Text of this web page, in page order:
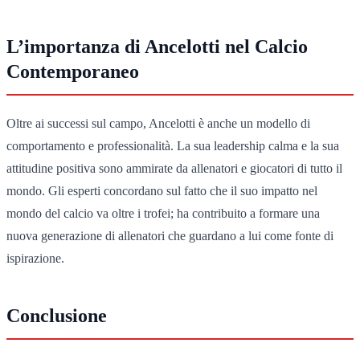
L’importanza di Ancelotti nel Calcio
Contemporaneo
Oltre ai successi sul campo, Ancelotti è anche un modello di
comportamento e professionalità. La sua leadership calma e la sua
attitudine positiva sono ammirate da allenatori e giocatori di tutto il
mondo. Gli esperti concordano sul fatto che il suo impatto nel
mondo del calcio va oltre i trofei; ha contribuito a formare una
nuova generazione di allenatori che guardano a lui come fonte di
ispirazione.
Conclusione